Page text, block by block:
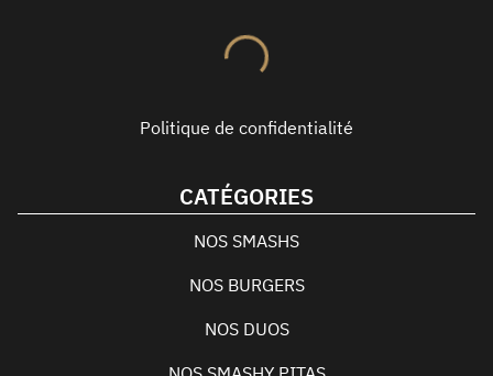
Politique de confidentialité
CATÉGORIES
NOS SMASHS
NOS BURGERS
NOS DUOS